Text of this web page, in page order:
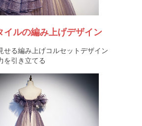
イルの編み上げデザイン
せる編み上げコルセットデザイン
を引き立てる